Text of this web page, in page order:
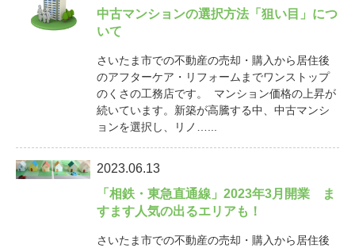
中古マンションの選択方法「狙い目」につ
いて
さいたま市での不動産の売却・購入から居住後
のアフターケア・リフォームまでワンストップ
のくさの工務店です。 マンション価格の上昇が
続いています。新築が高騰する中、中古マンシ
ョンを選択し、リノ…...
2023.06.13
「相鉄・東急直通線」2023年3月開業 ま
すます人気の出るエリアも！
さいたま市での不動産の売却・購入から居住後